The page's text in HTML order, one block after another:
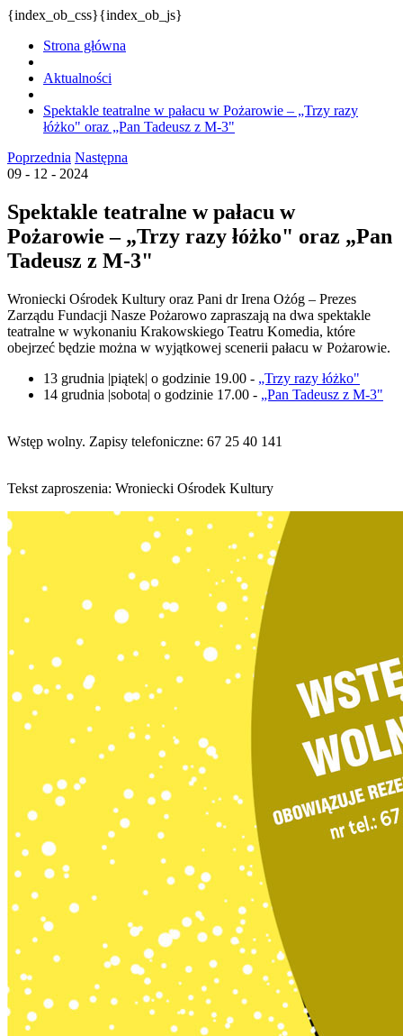
{index_ob_css}{index_ob_js}
Strona główna
Aktualności
Spektakle teatralne w pałacu w Pożarowie – „Trzy razy
łóżko" oraz „Pan Tadeusz z M-3"
Poprzednia Następna
09 - 12 - 2024
Spektakle teatralne w pałacu w
Pożarowie – „Trzy razy łóżko" oraz „Pan
Tadeusz z M-3"
Wroniecki Ośrodek Kultury oraz Pani dr Irena Ożóg – Prezes
Zarządu Fundacji Nasze Pożarowo zapraszają na dwa spektakle
teatralne w wykonaniu Krakowskiego Teatru Komedia, które
obejrzeć będzie można w wyjątkowej scenerii pałacu w Pożarowie.
13 grudnia |piątek| o godzinie 19.00 - „Trzy razy łóżko"
14 grudnia |sobota| o godzinie 17.00 - „Pan Tadeusz z M-3"
Wstęp wolny. Zapisy telefoniczne: 67 25 40 141
Tekst zaproszenia: Wroniecki Ośrodek Kultury